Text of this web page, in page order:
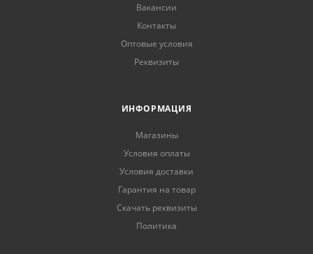
Вакансии
Контакты
Оптовые условия
Реквизиты
ИНФОРМАЦИЯ
Магазины
Условия оплаты
Условия доставки
Гарантия на товар
Скачать реквизиты
Политика